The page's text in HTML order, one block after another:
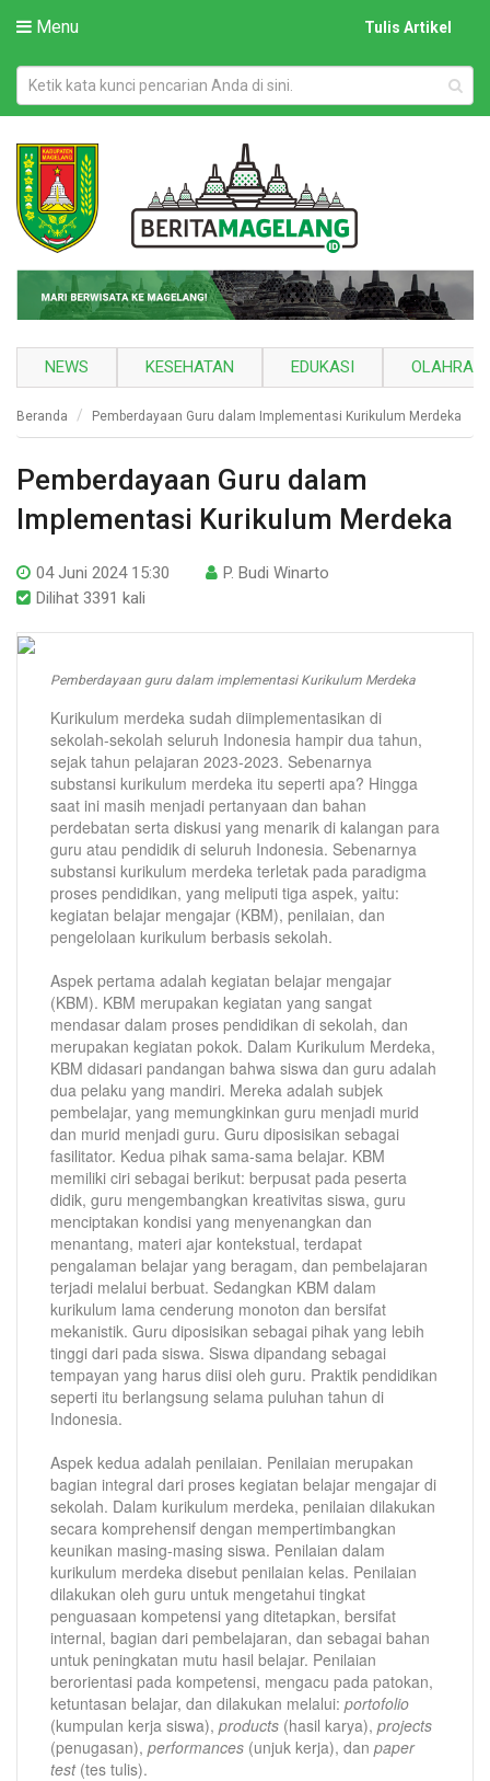
Menu Tulis Artikel
NEWS KESEHATAN EDUKASI
Beranda Pemberdayaan Guru dalam Implementasi Kurikulum Merdeka
Pemberdayaan Guru dalam
Implementasi Kurikulum Merdeka
04 Juni 2024 15:30
P. Budi Winarto
Dilihat 3391 kali
Pemberdayaan guru dalam implementasi Kurikulum Merdeka
Kurikulum merdeka sudah diimplementasikan di
sekolah-sekolah seluruh Indonesia hampir dua tahun,
sejak tahun pelajaran 2023-2023. Sebenarnya
substansi kurikulum merdeka itu seperti apa? Hingga
saat ini masih menjadi pertanyaan dan bahan
perdebatan serta diskusi yang menarik di kalangan para
guru atau pendidik di seluruh Indonesia. Sebenarnya
substansi kurikulum merdeka terletak pada paradigma
proses pendidikan, yang meliputi tiga aspek, yaitu:
kegiatan belajar mengajar (KBM), penilaian, dan
pengelolaan kurikulum berbasis sekolah.
Aspek pertama adalah kegiatan belajar mengajar
(KBM). KBM merupakan kegiatan yang sangat
mendasar dalam proses pendidikan di sekolah, dan
merupakan kegiatan pokok. Dalam Kurikulum Merdeka,
KBM didasari pandangan bahwa siswa dan guru adalah
dua pelaku yang mandiri. Mereka adalah subjek
pembelajar, yang memungkinkan guru menjadi murid
dan murid menjadi guru. Guru diposisikan sebagai
fasilitator. Kedua pihak sama-sama belajar. KBM
memiliki ciri sebagai berikut: berpusat pada peserta
didik, guru mengembangkan kreativitas siswa, guru
menciptakan kondisi yang menyenangkan dan
menantang, materi ajar kontekstual, terdapat
pengalaman belajar yang beragam, dan pembelajaran
terjadi melalui berbuat. Sedangkan KBM dalam
kurikulum lama cenderung monoton dan bersifat
mekanistik. Guru diposisikan sebagai pihak yang lebih
tinggi dari pada siswa. Siswa dipandang sebagai
tempayan yang harus diisi oleh guru. Praktik pendidikan
seperti itu berlangsung selama puluhan tahun di
Indonesia.
Aspek kedua adalah penilaian. Penilaian merupakan
bagian integral dari proses kegiatan belajar mengajar di
sekolah. Dalam kurikulum merdeka, penilaian dilakukan
secara komprehensif dengan mempertimbangkan
keunikan masing-masing siswa. Penilaian dalam
kurikulum merdeka disebut penilaian kelas. Penilaian
dilakukan oleh guru untuk mengetahui tingkat
penguasaan kompetensi yang ditetapkan, bersifat
internal, bagian dari pembelajaran, dan sebagai bahan
untuk peningkatan mutu hasil belajar. Penilaian
berorientasi pada kompetensi, mengacu pada patokan,
ketuntasan belajar, dan dilakukan melalui: portofolio
(kumpulan kerja siswa), products (hasil karya), projects
(penugasan), performances (unjuk kerja), dan paper
test(tes tulis).